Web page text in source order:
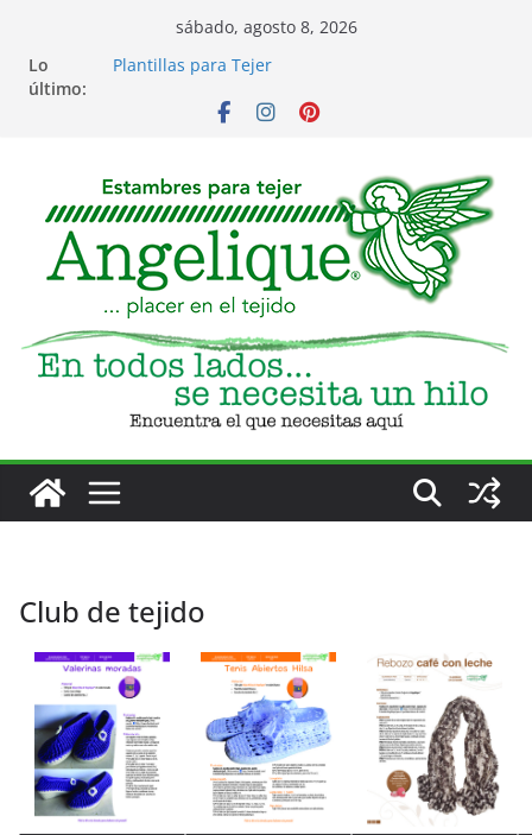
contenido
sábado, agosto 8, 2026
Lo
último:
Accesorios para Tejido y Bordado
Plantillas para Tejer
Club de tejido